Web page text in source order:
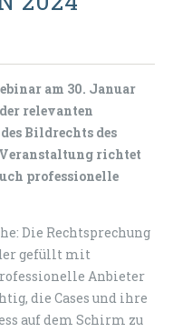
am 30. Januar
relevanten
Bildrechts des
richtet
professionelle
Die Rechtsprechung
gefüllt mit
Anbieter
die Cases und ihre
auf dem Schirm zu